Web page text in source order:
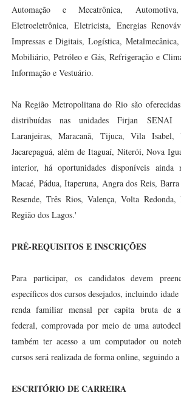
Automação e Mecatrônica,
Eletroeletrônica, Eletricista, Energias
Impressas e Digitais, Logística,
Mobiliário, Petróleo e Gás, Refrigeração e
Informação e Vestuário.
Na Região Metropolitana do Rio são
distribuídas nas unidades Firjan SENAI
Laranjeiras, Maracanã, Tijuca, Vila Isabel,
Jacarepaguá, além de Itaguaí, Niterói, Nova
interior, há oportunidades disponíveis ainda
Macaé, Pádua, Itaperuna, Angra dos Reis,
Resende, Três Rios, Valença, Volta
Região dos Lagos.'
PRÉ-REQUISITOS E INSCRIÇÕES
Para participar, os candidatos devem
específicos dos cursos desejados, incluindo
renda familiar mensal per capita bruta de
federal, comprovada por meio de uma
também ter acesso a um computador ou
cursos será realizada de forma online, seguindo
ESCRITÓRIO DE CARREIRA